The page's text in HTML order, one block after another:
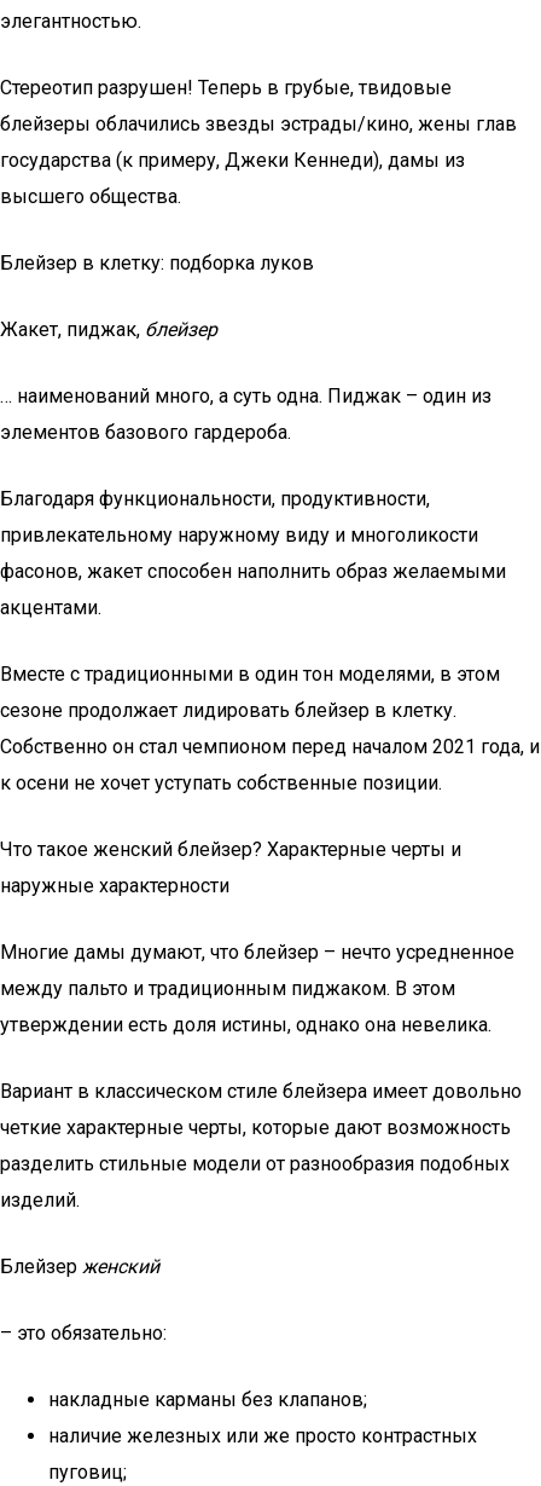
элегантностью.
Стереотип разрушен! Теперь в грубые, твидовые
блейзеры облачились звезды эстрады/кино, жены глав
государства (к примеру, Джеки Кеннеди), дамы из
высшего общества.
Блейзер в клетку: подборка луков
Жакет, пиджак, блейзер
… наименований много, а суть одна. Пиджак – один из
элементов базового гардероба.
Благодаря функциональности, продуктивности,
привлекательному наружному виду и многоликости
фасонов, жакет способен наполнить образ желаемыми
акцентами.
Вместе с традиционными в один тон моделями, в этом
сезоне продолжает лидировать блейзер в клетку.
Собственно он стал чемпионом перед началом 2021 года, и
к осени не хочет уступать собственные позиции.
Что такое женский блейзер? Характерные черты и
наружные характерности
Многие дамы думают, что блейзер – нечто усредненное
между пальто и традиционным пиджаком. В этом
утверждении есть доля истины, однако она невелика.
Вариант в классическом стиле блейзера имеет довольно
четкие характерные черты, которые дают возможность
разделить стильные модели от разнообразия подобных
изделий.
Блейзер женский
– это обязательно:
накладные карманы без клапанов;
наличие железных или же просто контрастных
пуговиц;